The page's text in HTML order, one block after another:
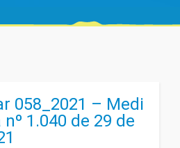
058_2021 – Medi
1.040 de 29 de